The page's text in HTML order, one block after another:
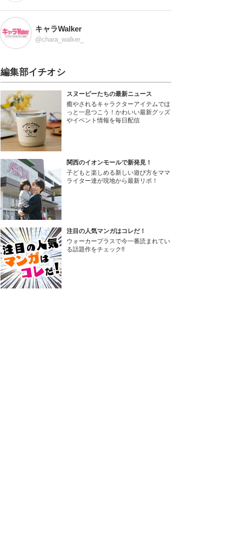
キャラWalker
@chara_walker_
編集部イチオシ
スヌーピーたちの最新ニュース
癒やされるキャラクターアイテムでほ
っと一息つこう！かわいい最新グッズ
やイベント情報を毎日配信
関西のイオンモールで新発見！
子どもと楽しめる新しい遊び方をママ
ライター達が現地から最新リポ！
注目の人気マンガはコレだ！
ウォーカープラスで今一番読まれてい
る話題作をチェック!!